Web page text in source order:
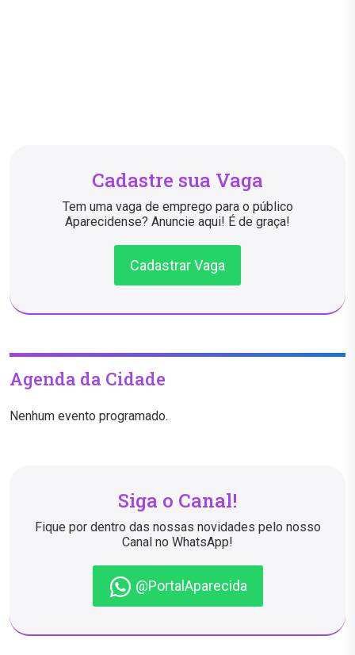
Cadastre sua Vaga
Tem uma vaga de emprego para o público
Aparecidense? Anuncie aqui! É de graça!
Cadastrar Vaga
Agenda da Cidade
Nenhum evento programado.
Siga o Canal!
Fique por dentro das nossas novidades pelo nosso
Canal no WhatsApp!
@PortalAparecida